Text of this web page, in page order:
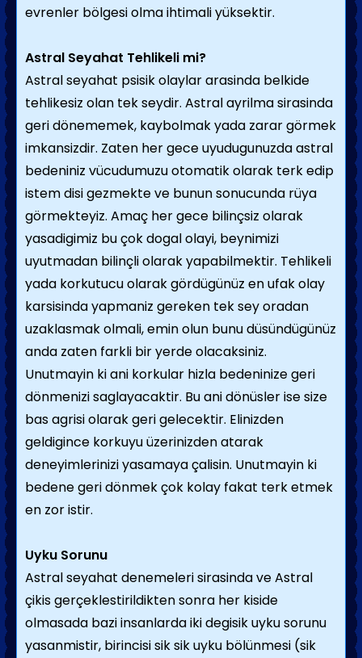
evrenler bölgesi olma ihtimali yüksektir.
Astral Seyahat Tehlikeli mi?
Astral seyahat psisik olaylar arasinda belkide
tehlikesiz olan tek seydir. Astral ayrilma sirasinda
geri dönememek, kaybolmak yada zarar görmek
imkansizdir. Zaten her gece uyudugunuzda astral
bedeniniz vücudumuzu otomatik olarak terk edip
istem disi gezmekte ve bunun sonucunda rüya
görmekteyiz. Amaç her gece bilinçsiz olarak
yasadigimiz bu çok dogal olayi, beynimizi
uyutmadan bilinçli olarak yapabilmektir. Tehlikeli
yada korkutucu olarak gördügünüz en ufak olay
karsisinda yapmaniz gereken tek sey oradan
uzaklasmak olmali, emin olun bunu düsündügünüz
anda zaten farkli bir yerde olacaksiniz.
Unutmayin ki ani korkular hizla bedeninize geri
dönmenizi saglayacaktir. Bu ani dönüsler ise size
bas agrisi olarak geri gelecektir. Elinizden
geldigince korkuyu üzerinizden atarak
deneyimlerinizi yasamaya çalisin. Unutmayin ki
bedene geri dönmek çok kolay fakat terk etmek
en zor istir.
Uyku Sorunu
Astral seyahat denemeleri sirasinda ve Astral
çikis gerçeklestirildikten sonra her kiside
olmasada bazi insanlarda iki degisik uyku sorunu
yasanmistir, birincisi sik sik uyku bölünmesi (sik